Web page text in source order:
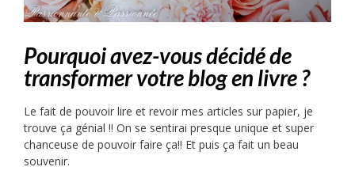
Pourquoi avez-vous décidé de
transformer votre blog en livre ?
Le fait de pouvoir lire et revoir mes articles sur papier, je
trouve ça génial !! On se sentirai presque unique et super
chanceuse de pouvoir faire ça!! Et puis ça fait un beau
souvenir.